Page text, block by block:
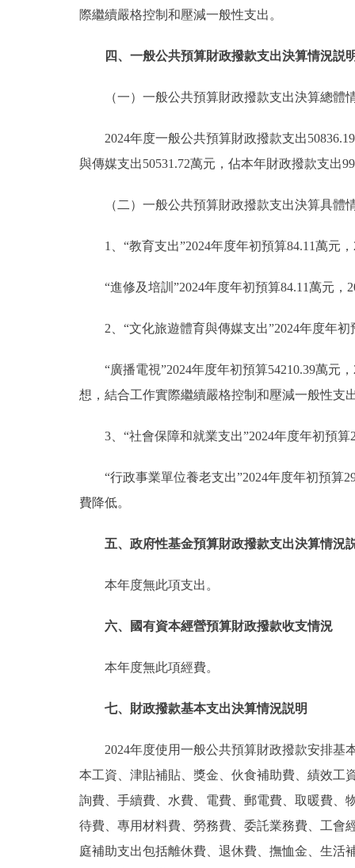
際繼續嚴格控制和壓減一般性支出。
四、一般公共預算財政撥款支出決算情況説
（一）一般公共預算財政撥款支出決算總體
2024年度一般公共預算財政撥款支出
與傳媒支出50531.72萬元，佔本年財政撥款支出
（二）一般公共預算財政撥款支出決算具體
1、“教育支出”2024年度年初預算84.11萬元
“進修及培訓”2024年度年初預算84.11萬元
2、“文化旅遊體育與傳媒支出”2024年度年
“廣播電視”2024年度年初預算54210.39萬元
想，結合工作實際繼續嚴格控制和壓減一般性支
3、“社會保障和就業支出”2024年度年初預
“行政事業單位養老支出”2024年度年初預算
費降低。
五、政府性基金預算財政撥款支出決算情況
本年度無此項支出。
六、國有資本經營預算財政撥款收支情況
本年度無此項經費。
七、財政撥款基本支出決算情況説明
2024年度使用一般公共預算財政撥款安排基
本工資、津貼補貼、獎金、伙食補助費、績效工
詢費、手續費、水費、電費、郵電費、取暖費、
待費、專用材料費、勞務費、委託業務費、工會
庭補助支出包括離休費、退休費、撫恤金、生活